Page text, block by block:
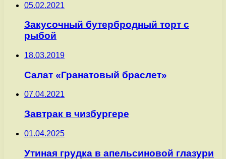
05.02.2021
Закусочный бутербродный торт с
рыбой
18.03.2019
Салат «Гранатовый браслет»
07.04.2021
Завтрак в чизбургере
01.04.2025
Утиная грудка в апельсиновой глазури